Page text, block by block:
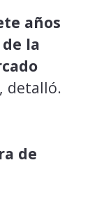
años
la
, detalló.
de